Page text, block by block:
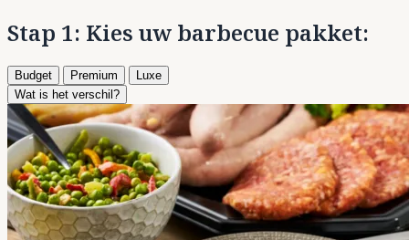
Stap 1: Kies uw barbecue pakket:
Budget Premium
Luxe
Wat is het verschil?